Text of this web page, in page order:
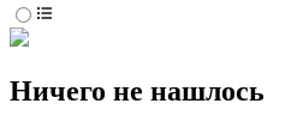
Ничего не нашлось